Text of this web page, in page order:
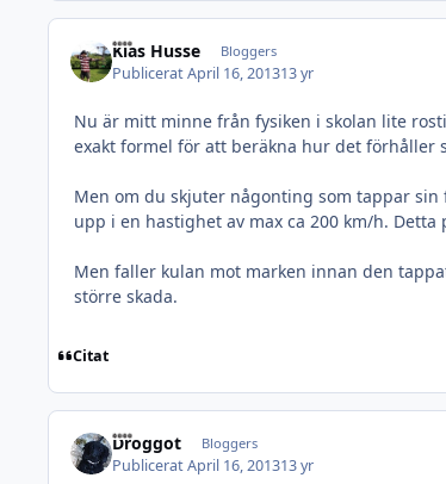
Kias Husse Bloggers
PubliceratApril 16, 201313 yr
Nu är mitt minne från fysiken i skolan lite
exakt formel för att beräkna hur det förhåller
Men om du skjuter någonting som tappar
upp i en hastighet av max ca 200 km/h.
Men faller kulan mot marken innan den
större skada.
Citat
Droggot Bloggers
PubliceratApril 16, 201313 yr